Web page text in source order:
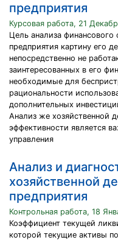
предприятия
Курсовая работа, 21
Цель анализа финансового
предприятия картину его
непосредственно не
заинтересованных в его
необходимые для
рациональности
дополнительных
Анализ же хозяйственной
эффективности является
управления
Анализ и
хозяйственной
предприятия
Контрольная работа, 18
Коэффициент текущей
которой текущие активы